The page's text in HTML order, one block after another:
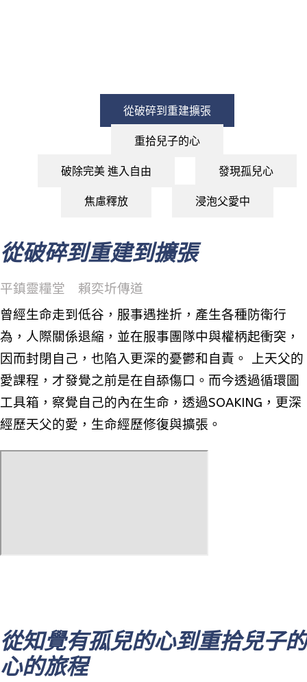
從破碎到重建擴張
重拾兒子的心
破除完美 進入自由
發現孤兒心
焦慮釋放
浸泡父愛中
從破碎到重建到擴張
平鎮靈糧堂 賴奕圻傳道
曾經生命走到低谷，服事遇挫折，產生各種防衛行
為，人際關係退縮，並在服事團隊中與權柄起衝突，
因而封閉自己，也陷入更深的憂鬱和自責。 上天父的
愛課程，才發覺之前是在自舔傷口。而今透過循環圖
工具箱，察覺自己的內在生命，透過SOAKING，更深
經歷天父的愛，生命經歷修復與擴張。
從知覺有孤兒的心到重拾兒子的
心的旅程